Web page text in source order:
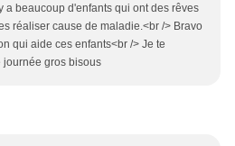
a beaucoup d'enfants qui ont des rêves
réaliser cause de maladie.<br /> Bravo
qui aide ces enfants<br /> Je te
gros bisous